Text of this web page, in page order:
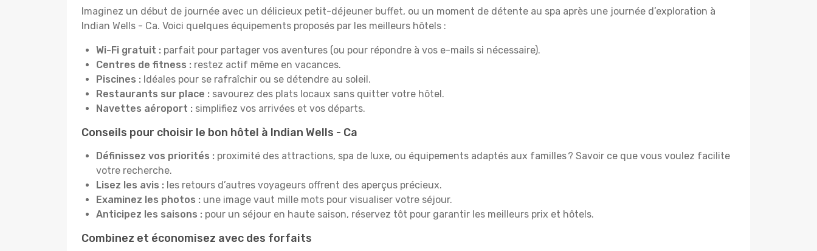
Imaginez un début de journée avec un délicieux petit-déjeuner buffet, ou un moment de détente au spa après une journée d’exploration à
Indian Wells - Ca. Voici quelques équipements proposés par les meilleurs hôtels :
Wi-Fi gratuit : parfait pour partager vos aventures (ou pour répondre à vos e-mails si nécessaire).
Centres de fitness : restez actif même en vacances.
Piscines : Idéales pour se rafraîchir ou se détendre au soleil.
Restaurants sur place : savourez des plats locaux sans quitter votre hôtel.
Navettes aéroport : simplifiez vos arrivées et vos départs.
Conseils pour choisir le bon hôtel à Indian Wells - Ca
Définissez vos priorités : proximité des attractions, spa de luxe, ou équipements adaptés aux familles ? Savoir ce que vous voulez facilite
votre recherche.
Lisez les avis : les retours d’autres voyageurs offrent des aperçus précieux.
Examinez les photos : une image vaut mille mots pour visualiser votre séjour.
Anticipez les saisons : pour un séjour en haute saison, réservez tôt pour garantir les meilleurs prix et hôtels.
Combinez et économisez avec des forfaits